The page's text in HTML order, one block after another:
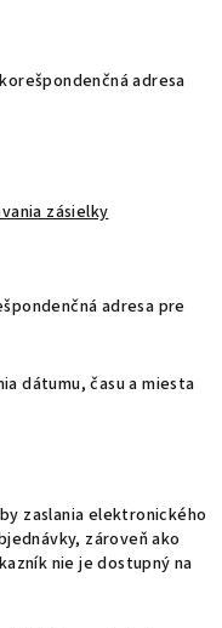
adresa
zásielky
adresa pre
dátumu, času a miesta
zaslania elektronického
zároveň ako
nie je dostupný na